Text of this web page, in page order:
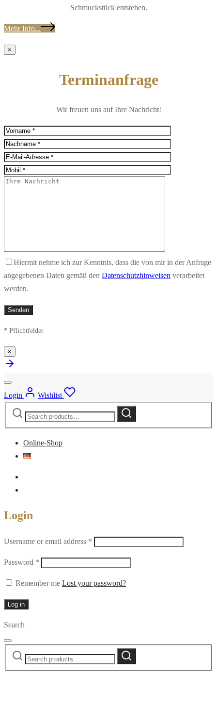
Schmuckstück entstehen.
Mehr Info...
×
Terminanfrage
Wir freuen uns auf Ihre Nachricht!
Hiermit nehme ich zur Kenntnis, dass die von mir in der Anfrage
angegebenen Daten gemäß den Datenschutzhinweisen verarbeitet
werden.
* Pflichtfelder
×
Login
Wishlist
Search
Search
Online-Shop
Login
Username or email address *
Password *
Remember me Lost your password?
Log in
Search
Search
Search